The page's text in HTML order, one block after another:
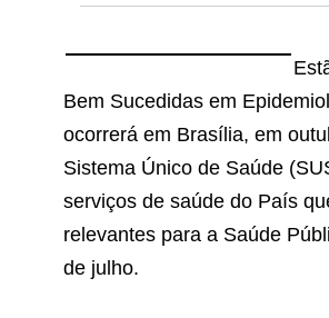
Bem Sucedidas em
ocorrerá em Brasília, em
Sistema Único de Saúde
serviços de saúde do País
relevantes para a Saúde
de julho.